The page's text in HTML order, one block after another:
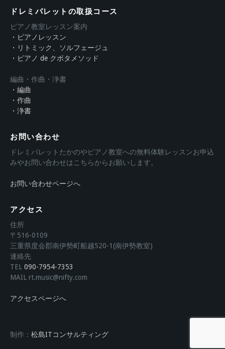
ドレミパレットの取扱コース
ピアノ教室レッスン案内
・ピアノレッスン
・リトミック、ソルフェージュ
・ピアノ de クボタメソッド
編曲・作曲・浄書
・編曲
・作曲
・浄書
お問い合わせ
ドレミパレットたかのやピアノ教室への無料体験レッスンお申込
みやお問い合わせはこちらからお願いします。
お問い合わせページへ
アクセス
住所
〒516-0109
三重県度会郡南伊勢町船越520-1(南伊勢教室)
連絡先
TEL 090-7954-7353
MAIL rt.music@nifty.com
アクセスページへ
制作： 松島ITコンサルティング